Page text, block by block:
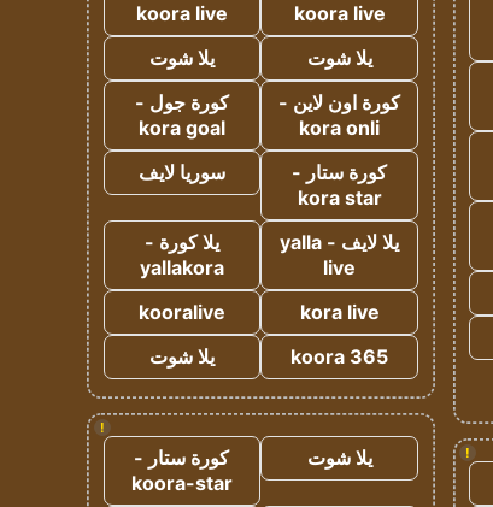
!
koora live
koora live
يلا شوت
يلا شوت
كورة اون لاين -
kora onli
كورة جول -
kora goal
كورة ستار -
kora star
سوريا لايف
يلا لايف - yalla
live
يلا كورة -
yallakora
kora live
kooralive
koora 365
يلا شوت
!
يلا شوت
كورة ستار -
koora-star